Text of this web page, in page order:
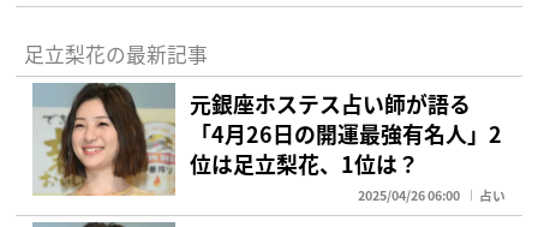
足立梨花の最新記事
元銀座ホステス占い師が語る
「4月26日の開運最強有名人」2
位は足立梨花、1位は？
2025/04/26 06:00 占い